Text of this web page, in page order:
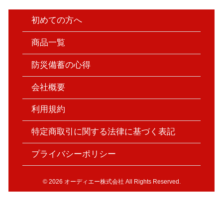
初めての方へ
商品一覧
防災備蓄の心得
会社概要
利用規約
特定商取引に関する法律に基づく表記
プライバシーポリシー
© 2026 オーディエー株式会社 All Rights Reserved.